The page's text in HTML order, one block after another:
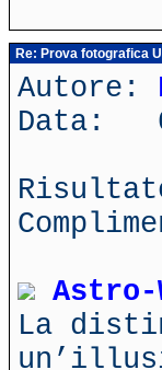
Re: Prova fotografica
Autore:
Data:
Astro-
La